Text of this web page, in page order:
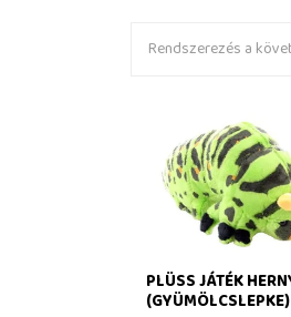
Rendszerezés a
PLÜSS JÁTÉK